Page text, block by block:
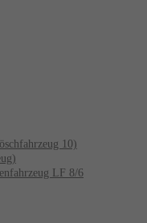
10)
LF 8/6